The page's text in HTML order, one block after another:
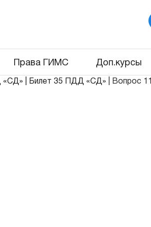
Права ГИМС Доп.курсы
«СД» Билет 35 ПДД «СД» Вопрос 11